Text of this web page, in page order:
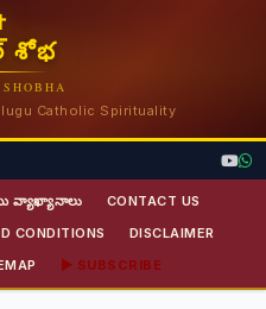
శోభ
Catholic Spirituality
వ్యాఖ్యానాలు
CONTACT US
CONDITIONS
DISCLAIMER
▶ SUBSCRIBE